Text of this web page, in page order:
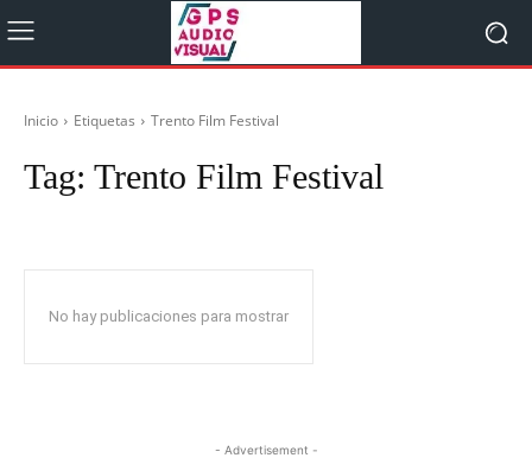
Inicio Etiquetas Trento Film Festival
Tag: Trento Film Festival
No hay publicaciones para mostrar
- Advertisement -